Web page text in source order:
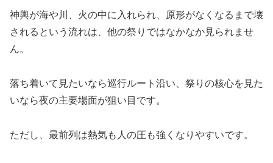
神輿が海や川、火の中に入れられ、原形がなくなるまで壊
されるという流れは、他の祭りではなかなか見られませ
ん。
落ち着いて見たいなら巡行ルート沿い、祭りの核心を見た
いなら夜の主要場面が狙い目です。
ただし、最前列は熱気も人の圧も強くなりやすいです。